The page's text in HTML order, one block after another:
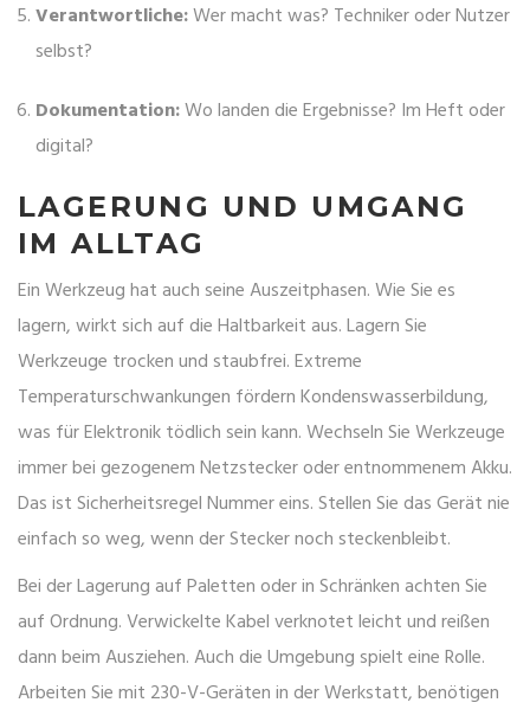
Verantwortliche:Wer macht was? Techniker oder Nutzer
selbst?
Dokumentation:Wo landen die Ergebnisse? Im Heft oder
digital?
LAGERUNG UND UMGANG
IM ALLTAG
Ein Werkzeug hat auch seine Auszeitphasen. Wie Sie es
lagern, wirkt sich auf die Haltbarkeit aus. Lagern Sie
Werkzeuge trocken und staubfrei. Extreme
Temperaturschwankungen fördern Kondenswasserbildung,
was für Elektronik tödlich sein kann. Wechseln Sie Werkzeuge
immer bei gezogenem Netzstecker oder entnommenem Akku.
Das ist Sicherheitsregel Nummer eins. Stellen Sie das Gerät nie
einfach so weg, wenn der Stecker noch steckenbleibt.
Bei der Lagerung auf Paletten oder in Schränken achten Sie
auf Ordnung. Verwickelte Kabel verknotet leicht und reißen
dann beim Ausziehen. Auch die Umgebung spielt eine Rolle.
Arbeiten Sie mit 230-V-Geräten in der Werkstatt, benötigen